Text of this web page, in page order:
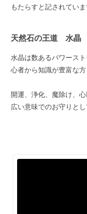
もたらすと記されていま
天然石の王道 水晶
水晶は数あるパワース
心者から知識が豊富な
開運、浄化、魔除け、
広い意味でのお守りと